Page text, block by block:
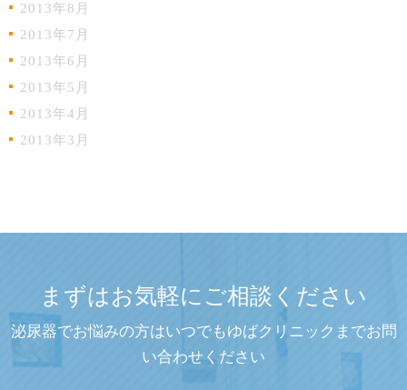
2013年8月
2013年7月
2013年6月
2013年5月
2013年4月
2013年3月
まずはお気軽にご相談ください
泌尿器でお悩みの方はいつでもゆばクリニックまでお問
い合わせください